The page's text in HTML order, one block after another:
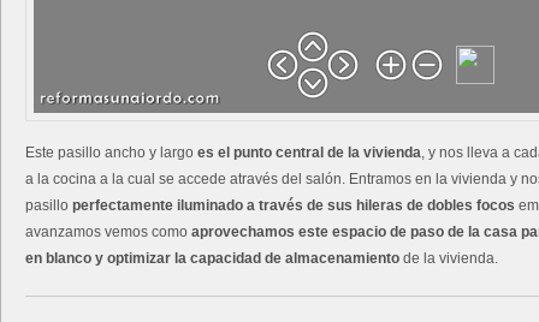
Este pasillo ancho y largo es el punto central de la vivienda, y nos lleva a
a la cocina a la cual se accede através del salón. Entramos en la vivienda y
pasillo perfectamente iluminado a través de sus hileras de dobles focos
avanzamos vemos como aprovechamos este espacio de paso de la casa
en blanco y optimizar la capacidad de almacenamiento de la vivienda.